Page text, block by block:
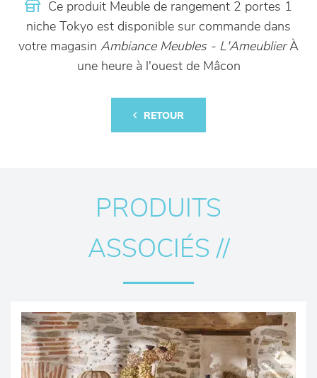
Ce produit Meuble de rangement 2 portes 1
niche Tokyo est disponible sur commande dans
votre magasin Ambiance Meubles - L'AmeublierÀ
une heure à l'ouest de Mâcon
RETOUR
PRODUITS
ASSOCIÉS //